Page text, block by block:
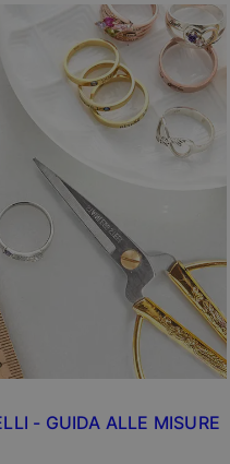
- GUIDA ALLE MISURE